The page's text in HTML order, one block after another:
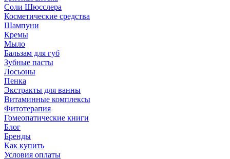
Соли Шюсслера
Косметические средства
Шампуни
Кремы
Мыло
Бальзам для губ
Зубные пасты
Лосьоны
Пенка
Экстракты для ванны
Витаминные комплексы
Фитотерапия
Гомеопатические книги
Блог
Бренды
Как купить
Условия оплаты